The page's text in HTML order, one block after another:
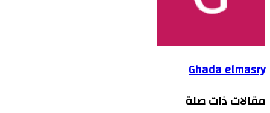
Ghada elmasry
مقالات ذات صلة